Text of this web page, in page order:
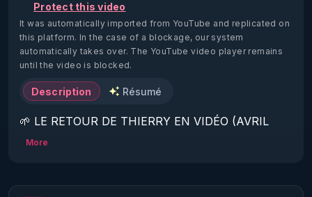
Protect this video
It was automatically imported from YouTube and replicated on
this platform. In the case of a blockage, our system
automatically takes over. The YouTube video player remains
until the video is blocked.
Description Résumé
🌱 LE RETOUR DE THIERRY EN VIDÉO (AVRIL
2022)!
https://www.rgnr.fr/presentation.html
More